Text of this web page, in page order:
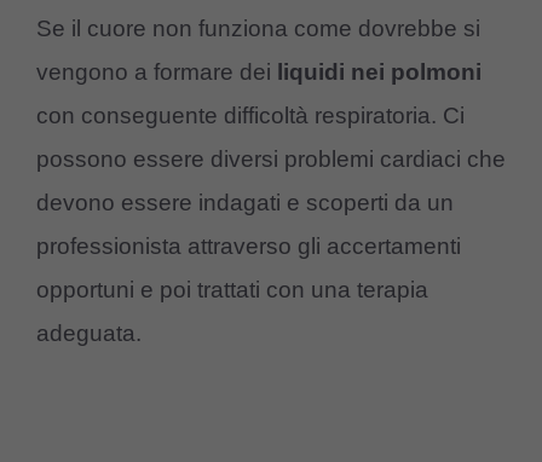
Se il cuore non funziona come dovrebbe si
vengono a formare dei liquidi nei polmoni
con conseguente difficoltà respiratoria. Ci
possono essere diversi problemi cardiaci che
devono essere indagati e scoperti da un
professionista attraverso gli accertamenti
opportuni e poi trattati con una terapia
adeguata.